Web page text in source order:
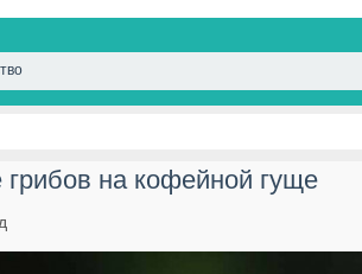
на кофейной гуще